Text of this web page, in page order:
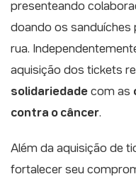
presenteando
doando os sanduíches
rua.
aquisição dos tickets
solidariedade com as
contra o câncer.
Além da aquisição de
fortalecer seu